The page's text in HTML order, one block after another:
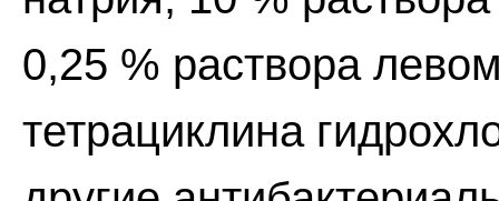
0,25 % раствора
тетрациклина